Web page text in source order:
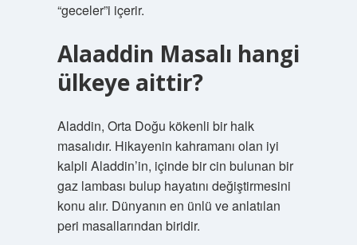
“geceler”i içerir.
Alaaddin Masalı hangi
ülkeye aittir?
Aladdin, Orta Doğu kökenli bir halk
masalıdır. Hikayenin kahramanı olan iyi
kalpli Aladdin’in, içinde bir cin bulunan bir
gaz lambası bulup hayatını değiştirmesini
konu alır. Dünyanın en ünlü ve anlatılan
peri masallarından biridir.